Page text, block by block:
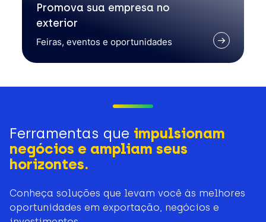
Promova sua empresa no
exterior
Feiras, eventos e oportunidades
Ferramentas que impulsionam
negócios e ampliam seus
horizontes.
Conheça soluções que levam você às melhores
oportunidades em exportação, negócios e